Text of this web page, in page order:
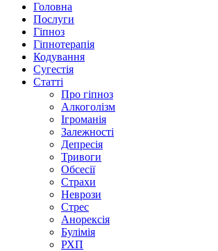
Головна
Послуги
Гіпноз
Гіпнотерапія
Кодування
Сугестія
Статті
Про гіпноз
Алкоголізм
Ігроманія
Залежності
Депресія
Тривоги
Обсесії
Страхи
Неврози
Стрес
Анорексія
Булімія
РХП